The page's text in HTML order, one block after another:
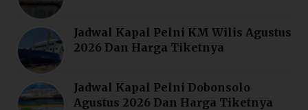
Jadwal Kapal Pelni KM Wilis Agustus
2026 Dan Harga Tiketnya
Jadwal Kapal Pelni Dobonsolo
Agustus 2026 Dan Harga Tiketnya